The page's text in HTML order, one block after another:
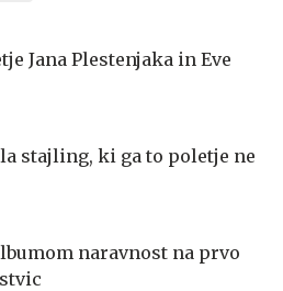
Jana Plestenjaka in Eve
stajling, ki ga to poletje ne
naravnost na prvo